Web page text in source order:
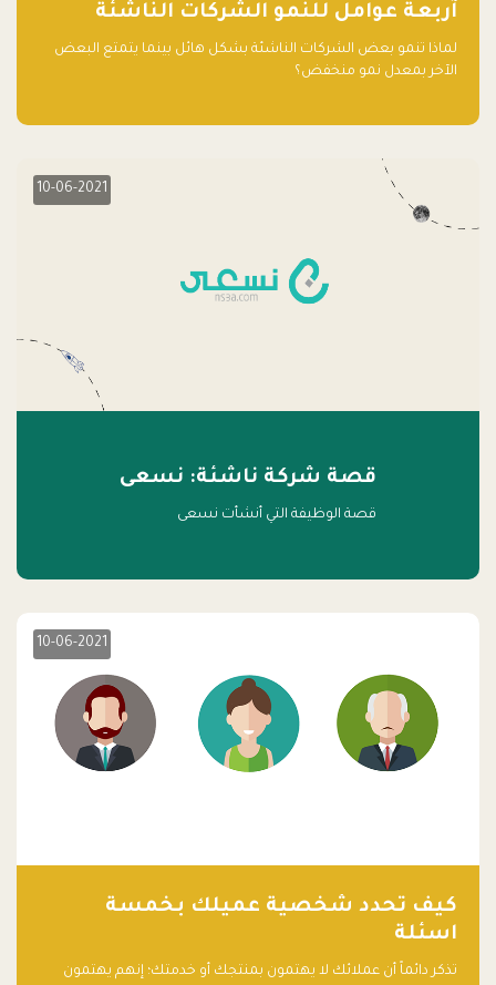
آربعة عوامل للنمو الشركات الناشئة
لماذا تنمو بعض الشركات الناشئة بشكل هائل بينما يتمتع البعض
الآخر بمعدل نمو منخفض؟
10-06-2021
قصة شركة ناشئة: نسعى
قصة الوظيفة التي أنشأت نسعى
10-06-2021
كيف تحدد شخصية عميلك بخمسة
اسئلة
تذكر دائماً أن عملائك لا يهتمون بمنتجك أو خدمتك؛ إنهم يهتمون